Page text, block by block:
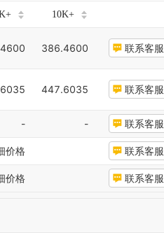
10K+
386.4600 联系客服
447.6035 联系客服
- - 联系客服
价格 联系客服
价格 联系客服